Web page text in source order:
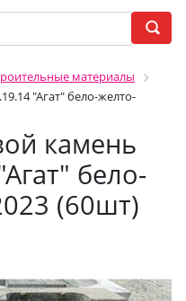
материалы
"Агат" бело-желто-
камень
бело-
(60шт)